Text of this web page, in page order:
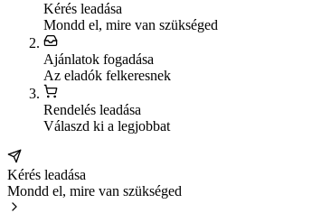
Kérés leadása
Mondd el, mire van szükséged
Ajánlatok fogadása
Az eladók felkeresnek
Rendelés leadása
Válaszd ki a legjobbat
Kérés leadása
Mondd el, mire van szükséged